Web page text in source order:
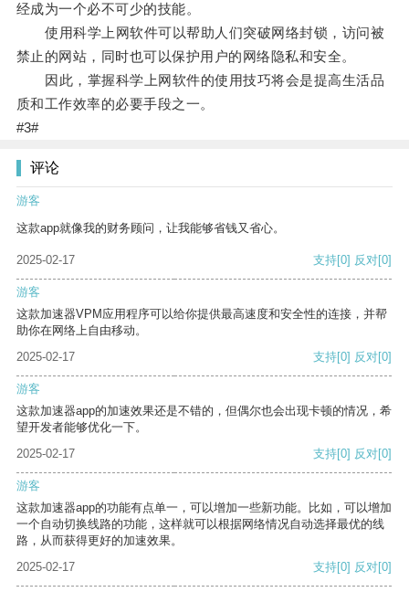
经成为一个必不可少的技能。
使用科学上网软件可以帮助人们突破网络封锁，访问被
禁止的网站，同时也可以保护用户的网络隐私和安全。
因此，掌握科学上网软件的使用技巧将会是提高生活品
质和工作效率的必要手段之一。
#3#
评论
游客
这款app就像我的财务顾问，让我能够省钱又省心。
2025-02-17 支持[0] 反对[0]
游客
这款加速器VPM应用程序可以给你提供最高速度和安全性的连接，并帮
助你在网络上自由移动。
2025-02-17
支持[0] 反对[0]
游客
这款加速器app的加速效果还是不错的，但偶尔也会出现卡顿的情况，希
望开发者能够优化一下。
2025-02-17
支持[0] 反对[0]
游客
这款加速器app的功能有点单一，可以增加一些新功能。比如，可以增加
一个自动切换线路的功能，这样就可以根据网络情况自动选择最优的线
路，从而获得更好的加速效果。
2025-02-17
支持[0] 反对[0]